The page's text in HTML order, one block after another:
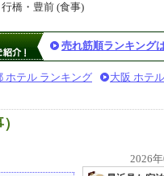
橋・豊前 (食事)
売れ筋順ランキング
ホテル ランキング 大阪 ホテ
2026